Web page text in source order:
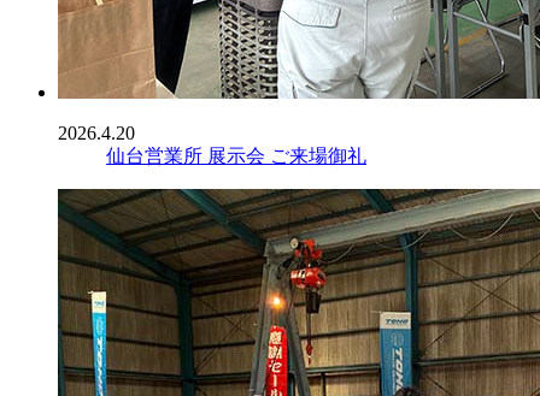
2026.4.20
仙台営業所 展示会 ご来場御礼